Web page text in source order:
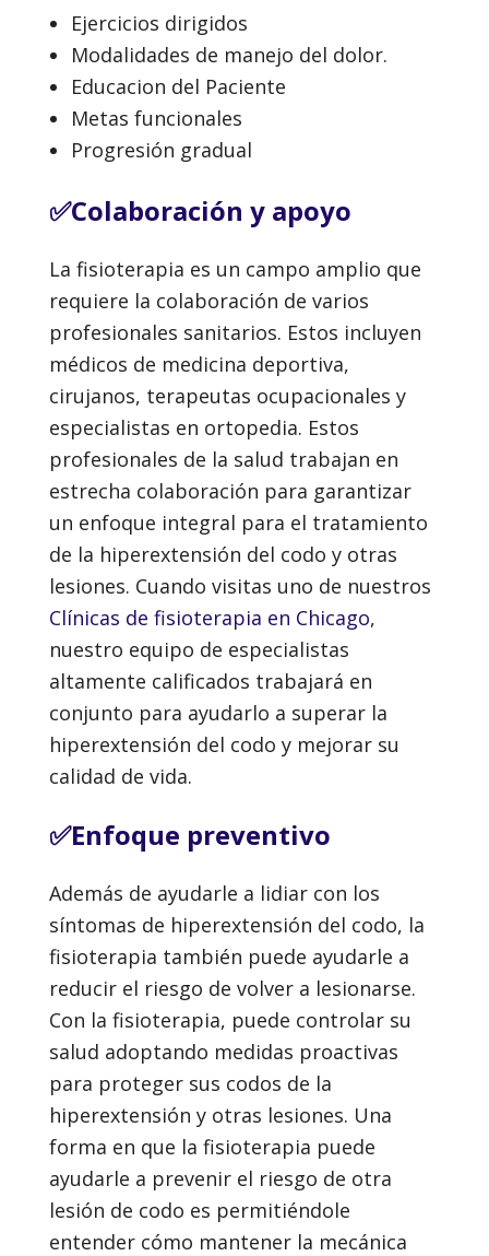
Ejercicios dirigidos
Modalidades de manejo del dolor.
Educacion del Paciente
Metas funcionales
Progresión gradual
✅Colaboración y apoyo
La fisioterapia es un campo amplio que
requiere la colaboración de varios
profesionales sanitarios. Estos incluyen
médicos de medicina deportiva,
cirujanos, terapeutas ocupacionales y
especialistas en ortopedia. Estos
profesionales de la salud trabajan en
estrecha colaboración para garantizar
un enfoque integral para el tratamiento
de la hiperextensión del codo y otras
lesiones. Cuando visitas uno de nuestros
Clínicas de fisioterapia en Chicago,
nuestro equipo de especialistas
altamente calificados trabajará en
conjunto para ayudarlo a superar la
hiperextensión del codo y mejorar su
calidad de vida.
✅Enfoque preventivo
Además de ayudarle a lidiar con los
síntomas de hiperextensión del codo, la
fisioterapia también puede ayudarle a
reducir el riesgo de volver a lesionarse.
Con la fisioterapia, puede controlar su
salud adoptando medidas proactivas
para proteger sus codos de la
hiperextensión y otras lesiones. Una
forma en que la fisioterapia puede
ayudarle a prevenir el riesgo de otra
lesión de codo es permitiéndole
entender cómo mantener la mecánica